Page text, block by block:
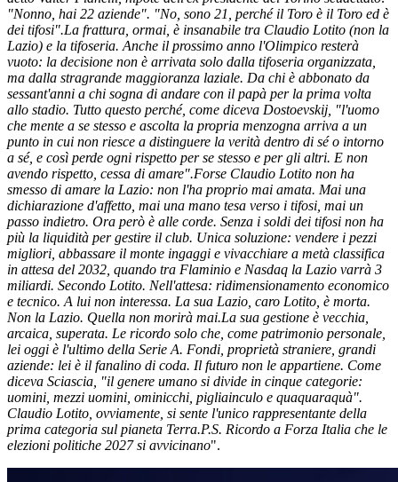
"Nonno, hai 22 aziende". "No, sono 21, perché il Toro è il Toro ed è
dei tifosi".La frattura, ormai, è insanabile tra Claudio Lotito (non la
Lazio) e la tifoseria. Anche il prossimo anno l'Olimpico resterà
vuoto: la decisione non è arrivata solo dalla tifoseria organizzata,
ma dalla stragrande maggioranza laziale. Da chi è abbonato da
sessant'anni a chi sogna di andare con il papà per la prima volta
allo stadio. Tutto questo perché, come diceva Dostoevskij, "l'uomo
che mente a se stesso e ascolta la propria menzogna arriva a un
punto in cui non riesce a distinguere la verità dentro di sé o intorno
a sé, e così perde ogni rispetto per se stesso e per gli altri. E non
avendo rispetto, cessa di amare".Forse Claudio Lotito non ha
smesso di amare la Lazio: non l'ha proprio mai amata. Mai una
dichiarazione d'affetto, mai una mano tesa verso i tifosi, mai un
passo indietro. Ora però è alle corde. Senza i soldi dei tifosi non ha
più la liquidità per gestire il club. Unica soluzione: vendere i pezzi
migliori, abbassare il monte ingaggi e vivacchiare a metà classifica
in attesa del 2032, quando tra Flaminio e Nasdaq la Lazio varrà 3
miliardi. Secondo Lotito. Nell'attesa: ridimensionamento economico
e tecnico. A lui non interessa. La sua Lazio, caro Lotito, è morta.
Non la Lazio. Quella non morirà mai.La sua gestione è vecchia,
arcaica, superata. Le ricordo solo che, come patrimonio personale,
lei oggi è l'ultimo della Serie A. Fondi, proprietà straniere, grandi
aziende: lei è il fanalino di coda. Il futuro non le appartiene. Come
diceva Sciascia, "il genere umano si divide in cinque categorie:
uomini, mezzi uomini, ominicchi, pigliainculo e quaquaraquà".
Claudio Lotito, ovviamente, si sente l'unico rappresentante della
prima categoria sul pianeta Terra.P.S. Ricordo a Forza Italia che le
elezioni politiche 2027 si avvicinano".